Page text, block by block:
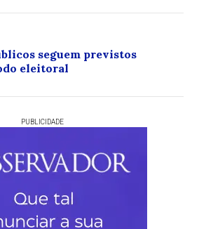
seguem previstos
eleitoral
PUBLICIDADE